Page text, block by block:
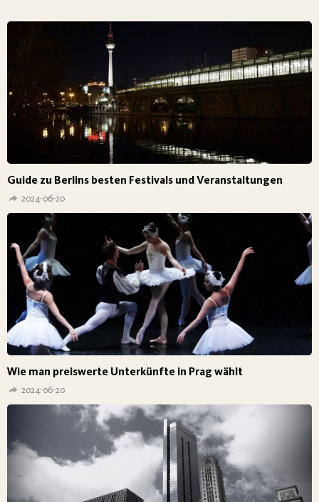
Guide zu Berlins besten Festivals und Veranstaltungen
2024-06-20
Wie man preiswerte Unterkünfte in Prag wählt
2024-06-20